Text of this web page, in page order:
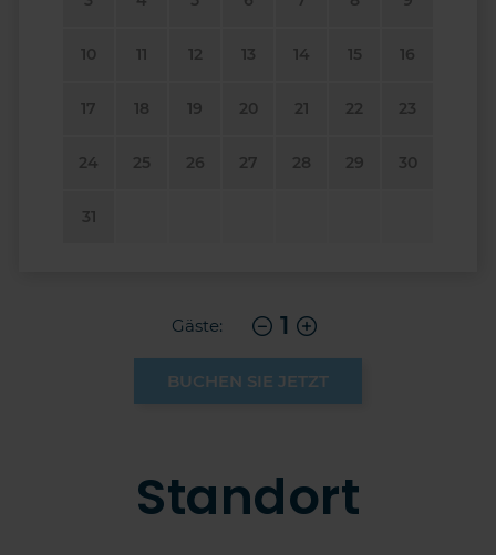
10 11 12 13 14 15 16
17 18 19 20 21 22 23
24 25 26 27 28 29 30
31
Gäste: 1
BUCHEN SIE JETZT
Standort